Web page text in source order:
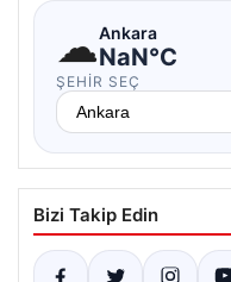
☁Ankara
NaN°C
ŞEHIR SEÇ
Bizi Takip Edin